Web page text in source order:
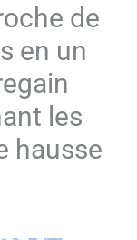
de
en un
les
hausse